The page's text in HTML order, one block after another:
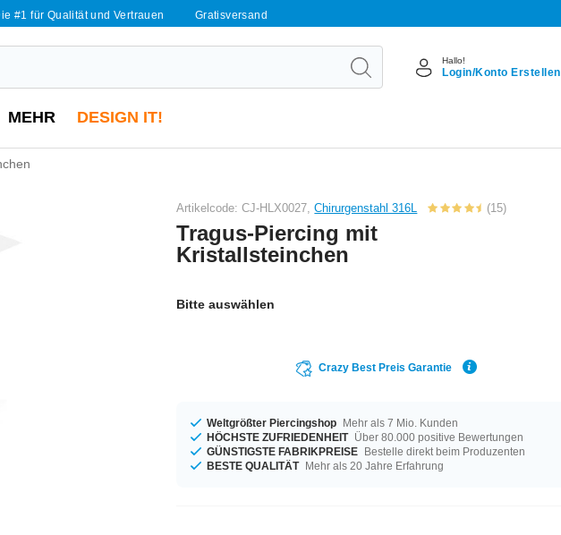
#1 für Qualität und Vertrauen Gratisversand
Hallo!
Login/Konto Erstellen
MEHR DESIGN IT!
Artikelcode: CJ-HLX0027,Chirurgenstahl 316L (15)
Tragus-Piercing mit
Kristallsteinchen
Bitte auswählen
Crazy Best Preis Garantie
Weltgrößter Piercingshop Mehr als 7 Mio. Kunden
HÖCHSTE ZUFRIEDENHEIT Über 80.000 positive Bewertungen
GÜNSTIGSTE FABRIKPREISE Bestelle direkt beim Produzenten
BESTE QUALITÄT Mehr als 20 Jahre Erfahrung